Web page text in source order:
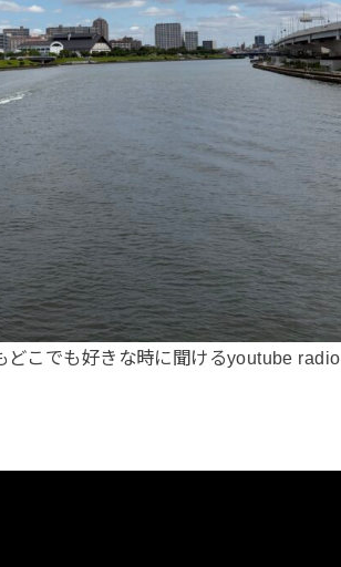
こでも好きな時に聞けるyoutube radio